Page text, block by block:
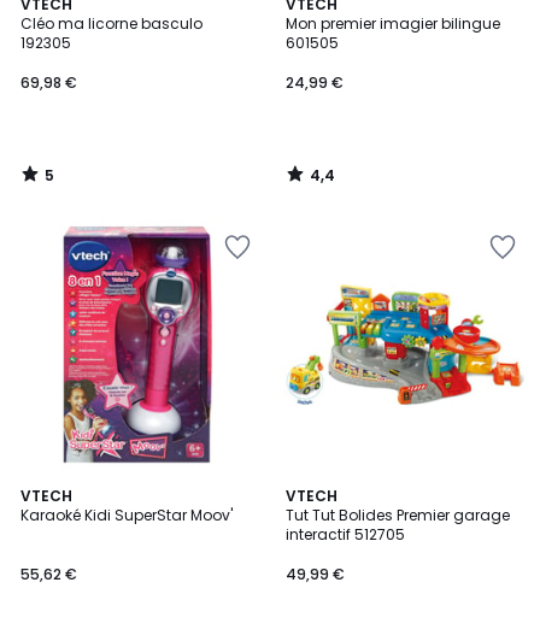
VTECH
Cléo ma licorne basculo
192305
69,98 €
/
5
5
/
VTECH
Mon premier imagier bilingue
601505
24,99 €
/ 5
4,4
/
VTECH
Karaoké Kidi SuperStar Moov'
55,62 €
VTECH
Tut Tut Bolides Premier garage
interactif 512705
49,99 €
4,9
/ 5